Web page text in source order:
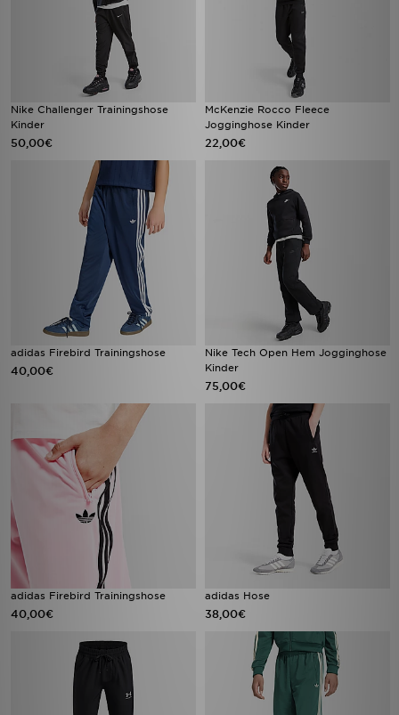
Nike Challenger Trainingshose
Kinder
50,00€
McKenzie Rocco Fleece
Jogginghose Kinder
22,00€
adidas Firebird Trainingshose
40,00€
Nike Tech Open Hem Jogginghose
Kinder
75,00€
adidas Firebird Trainingshose
40,00€
adidas Hose
38,00€